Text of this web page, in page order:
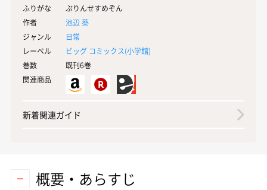
ふりがな
ぷりんせすめぞん
作者
池辺 葵
ジャンル
日常
レーベル
ビッグ コミックス(小学館)
巻数
既刊6巻
関連商品
新着関連ガイド
概要・あらすじ